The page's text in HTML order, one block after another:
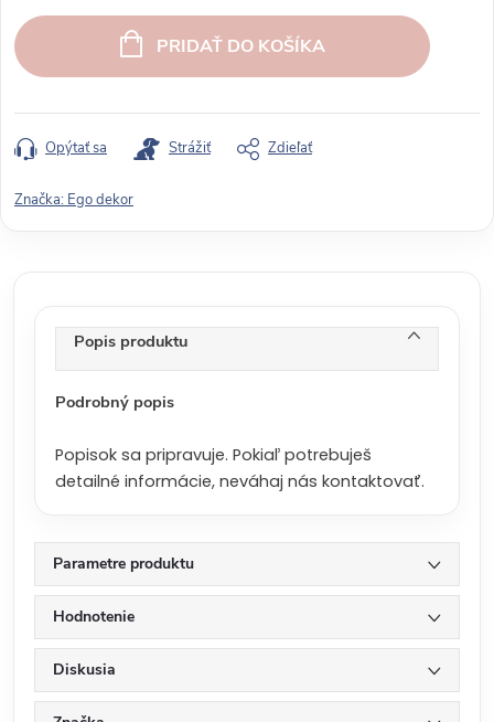
e
d
o
t
o
PRIDAŤ DO KOŠÍKA
Opýtať sa Strážiť Zdieľať
Značka: Ego dekor
Popis produktu
Podrobný popis
Popisok sa pripravuje. Pokiaľ potrebuješ
detailné informácie, neváhaj nás kontaktovať.
Parametre produktu
Hodnotenie
Diskusia